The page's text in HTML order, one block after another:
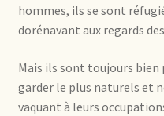
hommes, ils se sont
dorénavant aux regards
Mais ils sont toujours
garder le plus naturels et
vaquant à leurs